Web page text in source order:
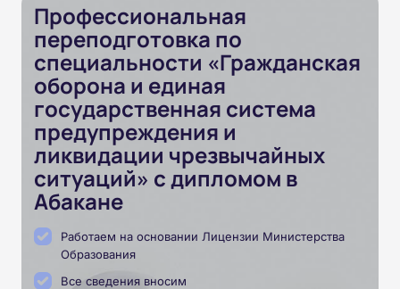
Профессиональная
переподготовка по
специальности «Гражданская
оборона и единая
государственная система
предупреждения и
ликвидации чрезвычайных
ситуаций» с дипломом в
Абакане
Работаем на основании Лицензии Министерства
Образования
Все сведения вносим